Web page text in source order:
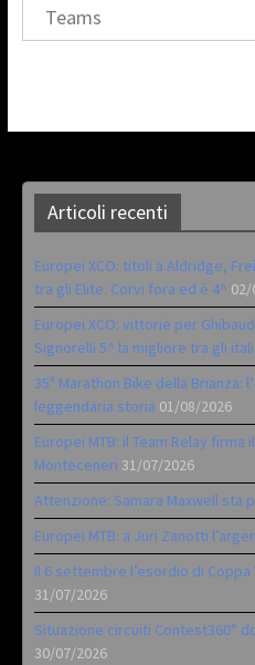
Teams
Articoli recenti
Europei XCO: titoli a Aldridge,
tra gli Elite. Corvi fora ed è 4^
Europei XCO: vittorie per
Signorelli 5^ la migliore tra gli
35ª Marathon Bike della Brianza:
leggendaria storia 01/08/2026
Europei MTB: il Team Relay
Monteceneri 31/07/2026
Attenzione: Samara Maxwell sta
Europei MTB: a Juri Zanotti
Il 6 settembre l’esordio di
31/07/2026
Situazione circuiti Contest360°
30/07/2026